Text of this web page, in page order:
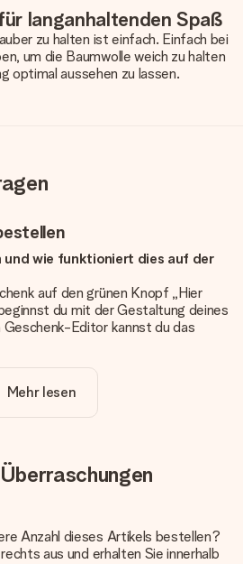
langanhaltenden Spaß
zu halten ist einfach. Einfach bei
um die Baumwolle weich zu halten
optimal aussehen zu lassen.
und wie funktioniert dies auf der
auf den grünen Knopf „Hier
du mit der Gestaltung deines
Geschenk-Editor kannst du das
Designs, um deinem
zu verleihen.
bleibt es übersichtlich!
Qualität?
dass du mit deinem Geschenk
ist es wichtig, qualitativ
Wenn du dir nicht sicher
Mehr lesen
Anzahl dieses Artikels bestellen?
aus und erhalten Sie innerhalb